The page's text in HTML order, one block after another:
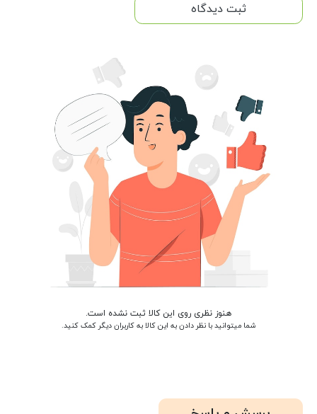
ثبت دیدگاه
هنوز نظری روی این کالا ثبت نشده است.
شما میتوانید با نظر دادن به این کالا به کاربران دیگر کمک کنید.